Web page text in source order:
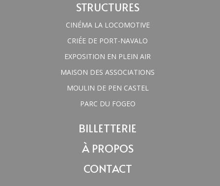
STRUCTURES
CINÉMA LA LOCOMOTIVE
CRIÉE DE PORT-NAVALO
EXPOSITION EN PLEIN AIR
MAISON DES ASSOCIATIONS
MOULIN DE PEN CASTEL
PARC DU FOGEO
BILLETTERIE
À PROPOS
CONTACT